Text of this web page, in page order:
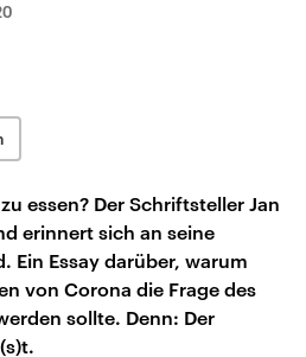
essen? Der Schriftsteller Jan
erinnert sich an seine
Ein Essay darüber, warum
von Corona die Frage des
sollte. Denn: Der